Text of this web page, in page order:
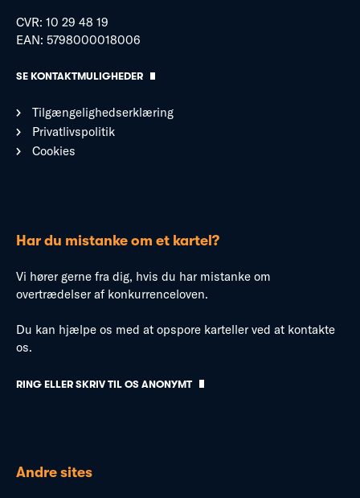
CVR: 10 29 48 19
EAN: 5798000018006
SE KONTAKTMULIGHEDER
Tilgængelighedserklæring
Privatlivspolitik
Cookies
Har du mistanke om et kartel?
Vi hører gerne fra dig, hvis du har mistanke om
overtrædelser af konkurrenceloven.
Du kan hjælpe os med at opspore karteller ved at kontakte
os.
RING ELLER SKRIV TIL OS ANONYMT
Andre sites